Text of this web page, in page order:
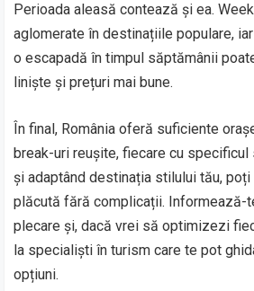
Perioada aleasă contează și ea.
aglomerate în destinațiile populare,
o escapadă în timpul săptămânii
liniște și prețuri mai bune.
În final, România oferă suficiente
break-uri reușite, fiecare cu specificul
și adaptând destinația stilului tău,
plăcută fără complicații. Informează-
plecare și, dacă vrei să optimizezi
la specialiști în turism care te pot
opțiuni.